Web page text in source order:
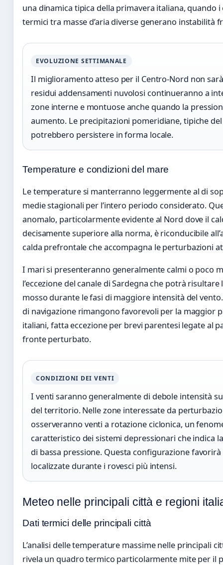
una dinamica tipica della primavera italiana, quando
termici tra masse d’aria diverse generano instabilità
EVOLUZIONE SETTIMANALE
Il miglioramento atteso per il Centro-Nord non
residui addensamenti nuvolosi continueranno a
zone interne e montuose anche quando la
aumento. Le precipitazioni pomeridiane, tipiche
potrebbero persistere in forma locale.
Temperature e condizioni del mare
Le temperature si manterranno leggermente al di
medie stagionali per l’intero periodo considerato.
anomalo, particolarmente evidente al Nord dove il
decisamente superiore alla norma, è riconducibile
calda prefrontale che accompagna le perturbazioni
I mari si presenteranno generalmente calmi o poco
l’eccezione del canale di Sardegna che potrà
mosso durante le fasi di maggiore intensità del
di navigazione rimangono favorevoli per la maggior
italiani, fatta eccezione per brevi parentesi legate al
fronte perturbato.
CONDIZIONI DEI VENTI
I venti saranno generalmente di debole intensità
del territorio. Nelle zone interessate da
osserveranno venti a rotazione ciclonica, un
caratteristico dei sistemi depressionari che indica
di bassa pressione. Questa configurazione
localizzate durante i rovesci più intensi.
Meteo nelle principali città e regioni
Dati termici delle principali città
L’analisi delle temperature massime nelle principali
rivela un quadro termico particolarmente mite per il